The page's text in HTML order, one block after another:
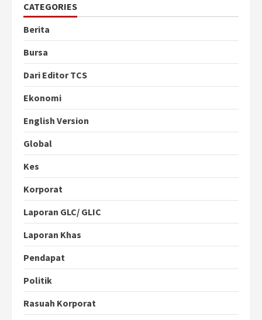
CATEGORIES
Berita
Bursa
Dari Editor TCS
Ekonomi
English Version
Global
Kes
Korporat
Laporan GLC/ GLIC
Laporan Khas
Pendapat
Politik
Rasuah Korporat